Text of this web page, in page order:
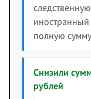
иностранный
полную
Снизили
рублей